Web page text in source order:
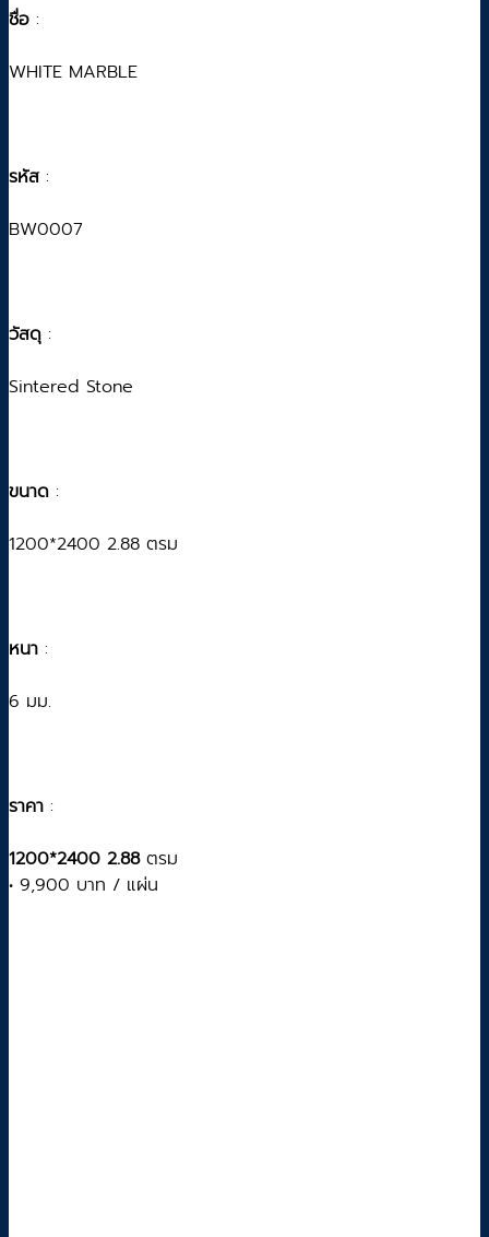
ชื่อ :
WHITE MARBLE
รหัส:
BW0007
วัสดุ :
Sintered Stone
ขนาด :
1200*2400 2.88 ตรม
หนา :
6 มม.
ราคา :
1200*2400 2.88ตรม
• 9,900 บาท / แผ่น